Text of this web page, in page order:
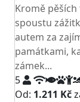
Kromě
spoustu
autem za
památkami,
zámek...
5
Od: 1.211 Kč